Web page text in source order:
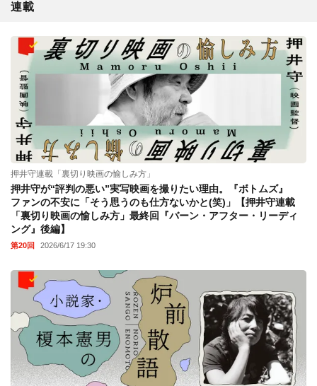
連載
押井守連載「裏切り映画の愉しみ方」
押井守が“評判の悪い”実写映画を撮りたい理由。『ボトムズ』
ファンの不安に「そう思うのも仕方ないかと(笑)」【押井守連載
「裏切り映画の愉しみ方」最終回『バーン・アフター・リーディ
ング』後編】
第20回 2026/6/17 19:30